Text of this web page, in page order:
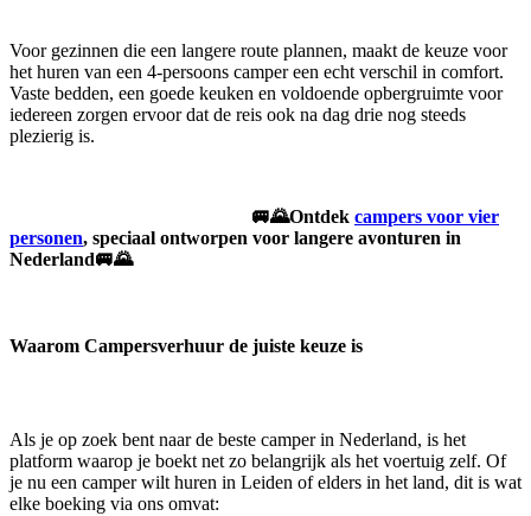
Voor gezinnen die een langere route plannen, maakt de keuze voor
het huren van een 4-persoons camper een echt verschil in comfort.
Vaste bedden, een goede keuken en voldoende opbergruimte voor
iedereen zorgen ervoor dat de reis ook na dag drie nog steeds
plezierig is.
🚐🌄Ontdek campers voor vier
personen, speciaal ontworpen voor langere avonturen in
Nederland🚐🌄
Waarom Campersverhuur de juiste keuze is
Als je op zoek bent naar de beste camper in Nederland, is het
platform waarop je boekt net zo belangrijk als het voertuig zelf. Of
je nu een camper wilt huren in Leiden of elders in het land, dit is wat
elke boeking via ons omvat: